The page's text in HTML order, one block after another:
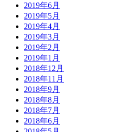
2019年6月
2019年5月
2019年4月
2019年3月
2019年2月
2019年1月
2018年12月
2018年11月
2018年9月
2018年8月
2018年7月
2018年6月